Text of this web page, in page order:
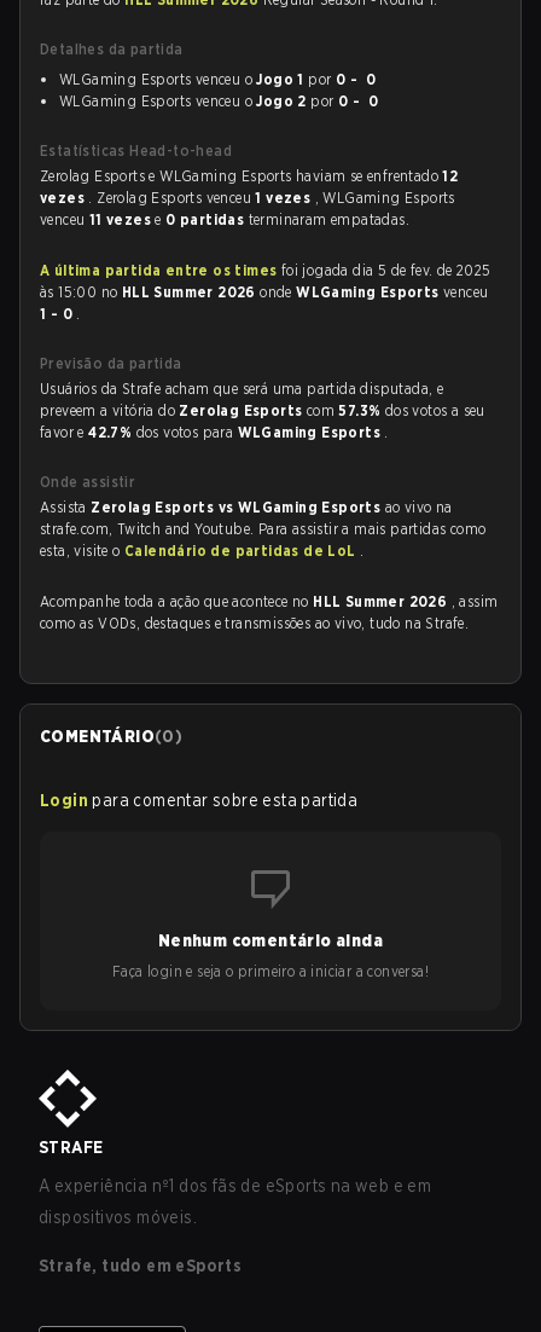
Detalhes da partida
WLGaming Esports venceu oJogo 1 por 0 - 0
WLGaming Esports venceu oJogo 2 por 0 - 0
Estatísticas Head-to-head
Zerolag Esports e WLGaming Esports haviam se enfrentado12
vezes . Zerolag Esports venceu1 vezes , WLGaming Esports
venceu 11 vezese 0 partidas terminaram empatadas.
A última partida entre os times foi jogada dia 5 de fev. de 2025
às 15:00 no HLL Summer 2026ondeWLGaming Esportsvenceu
1 - 0 .
Previsão da partida
Usuários da Strafe acham que será uma partida disputada, e
preveem a vitória do Zerolag Esports com57.3% dos votos a seu
favor e42.7% dos votos para WLGaming Esports .
Onde assistir
Assista Zerolag Esports vs WLGaming Esports ao vivo na
strafe.com, Twitch and Youtube. Para assistir a mais partidas como
esta, visite o Calendário de partidas de LoL .
Acompanhe toda a ação que acontece no HLL Summer 2026 , assim
como as VODs, destaques e transmissões ao vivo, tudo na Strafe.
COMENTÁRIO(0)
Login para comentar sobre esta partida
Nenhum comentário ainda
Faça login e seja o primeiro a iniciar a conversa!
STRAFE
A experiência nº1 dos fãs de eSports na web e em
dispositivos móveis.
Strafe, tudo em eSports